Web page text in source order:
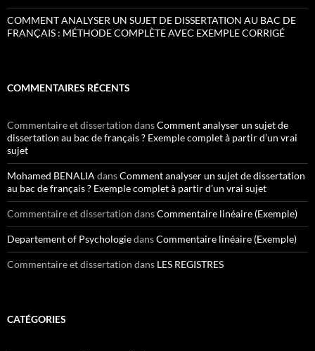
COMMENT ANALYSER UN SUJET DE DISSERTATION AU BAC DE
FRANÇAIS : MÉTHODE COMPLÈTE AVEC EXEMPLE CORRIGÉ
COMMENTAIRES RÉCENTS
Commentaire et dissertation dansComment analyser un sujet de
dissertation au bac de français ? Exemple complet à partir d’un vrai
sujet
Mohamed BENALIA dansComment analyser un sujet de dissertation
au bac de français ? Exemple complet à partir d’un vrai sujet
Commentaire et dissertation dansCommentaire linéaire (Exemple)
Departement of PsychologiedansCommentaire linéaire (Exemple)
Commentaire et dissertation dans LES REGISTRES
CATÉGORIES